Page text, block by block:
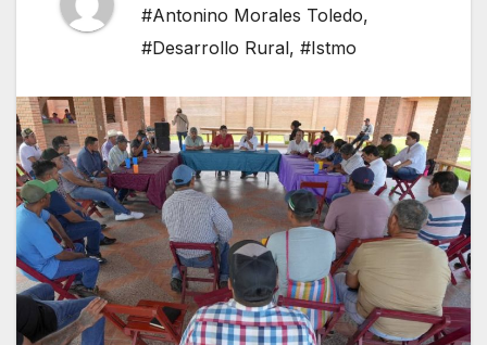
#Antonino Morales Toledo,
#Desarrollo Rural, #Istmo